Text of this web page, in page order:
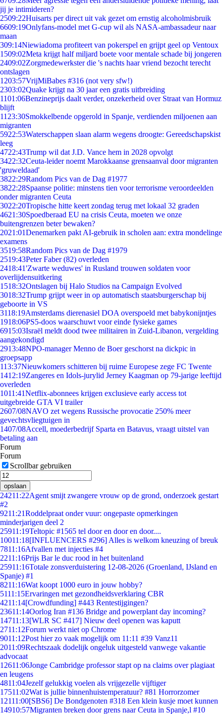
jij je intimideren?
2509:22Huisarts per direct uit vak gezet om ernstig alcoholmisbruik
6609:19Onlyfans-model met G-cup wil als NASA-ambassadeur naar
maan
309:14Niewiadoma profiteert van pokerspel en grijpt geel op Ventoux
1509:02Meta krijgt half miljard boete voor mentale schade bij jongeren
2409:02Zorgmedewerkster die 's nachts haar vriend bezocht terecht
ontslagen
1203:57VrijMiBabes #316 (not very sfw!)
2303:02Quake krijgt na 30 jaar een gratis uitbreiding
1101:06Benzineprijs daalt verder, onzekerheid over Straat van Hormuz
blijft
11 23:30Smokkelbende opgerold in Spanje, verdienden miljoenen aan
migranten
5922:53Waterschappen slaan alarm wegens droogte: Gereedschapskist
leeg
4722:43Trump wil dat J.D. Vance hem in 2028 opvolgt
3422:32Ceuta-leider noemt Marokkaanse grensaanval door migranten
'gruweldaad'
3822:29Random Pics van de Dag #1977
3822:28Spaanse politie: minstens tien voor terrorisme veroordeelden
onder migranten Ceuta
3022:20Tropische hitte keert zondag terug met lokaal 32 graden
4621:30Spoedberaad EU na crisis Ceuta, moeten we onze
buitengrenzen beter bewaken?
2021:01Denemarken pakt AI-gebruik in scholen aan: extra mondelinge
examens
3519:58Random Pics van de Dag #1979
2519:43Peter Faber (82) overleden
2418:41'Zwarte weduwes' in Rusland trouwen soldaten voor
overlijdensuitkering
1518:32Ontslagen bij Halo Studios na Campaign Evolved
3018:32Trump grijpt weer in op automatisch staatsburgerschap bij
geboorte in VS
3118:19Amsterdams dierenasiel DOA overspoeld met babykonijntjes
1918:06PS5-doos waarschuwt voor einde fysieke games
6915:03Israël meldt dood twee militairen in Zuid-Libanon, vergelding
aangekondigd
2913:48NPO-manager Menno de Boer geschorst na dickpic in
groepsapp
113:37Nieuwkomers schitteren bij ruime Europese zege FC Twente
1412:19Zangeres en Idols-jurylid Jerney Kaagman op 79-jarige leeftijd
overleden
1011:41Netflix-abonnees krijgen exclusieve early access tot
uitgebreide GTA VI trailer
2607/08NAVO zet wegens Russische provocatie 250% meer
gevechtsvliegtuigen in
1407/08Accell, moederbedrijf Sparta en Batavus, vraagt uitstel van
betaling aan
Forum
Forum
Scrollbar gebruiken
opslaan
24211:22Agent smijt zwangere vrouw op de grond, onderzoek gestart
#2
9211:21Roddelpraat onder vuur: ongepaste opmerkingen
minderjarigen deel 2
25911:19Teltopic #1565 tel door en door en door....
10011:18[INFLUENCERS #296] Alles is welkom kneuzing of breuk
7811:16Afvallen met injecties #4
2211:16Prijs Bar le duc rood in het buitenland
25911:16Totale zonsverduistering 12-08-2026 (Groenland, IJsland en
Spanje) #1
8211:16Wat koopt 1000 euro in jouw hobby?
5111:15Ervaringen met gezondheidsverklaring CBR
4211:14[Crowdfunding] #443 Rentestijgingen?
23611:14Oorlog Iran #136 Bridge and powerplant day incoming?
14711:13[WLR SC #417] Nieuw deel openen was kaputt
2711:12Forum werkt niet op Chrome
9011:12Post hier zo vaak mogelijk om 11:11 #39 Vanz11
2011:09Rechtszaak dodelijk ongeluk uitgesteld vanwege vakantie
advocaat
12611:06Jonge Cambridge professor stapt op na claims over plagiaat
en leugens
4811:04Jezelf gelukkig voelen als vrijgezelle vijftiger
17511:02Wat is jullie binnenhuistemperatuur? #81 Horrorzomer
12111:00[SBS6] De Bondgenoten #318 Een klein kusje moet kunnen
14910:57Migranten breken door grens naar Ceuta in Spanje,l #10